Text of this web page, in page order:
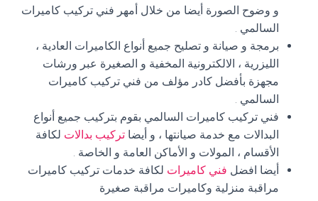
و وضوح الصورة أيضا من خلال أمهر فني تركيب كاميرات
السالمي .
برمجة و صيانة و تصليح جميع أنواع الكاميرات العادية ،
الليزرية ، الالكترونية المخفية و الصغيرة عبر ورشات
مجهزة بأفضل كادر مؤلف من فني تركيب كاميرات
السالمي .
فني تركيب كاميرات السالمي بقوم بتركيب جميع أنواع
البدالات مع خدمة صيانتها ، و أيضا تركيب بدالات لكافة
الأقسام ، المولات و الأماكن العامة و الخاصة .
أيضا افضل فني كاميرات لكافة خدمات تركيب كاميرات
مراقبة منزلية وكاميرات مراقبة صغيرة